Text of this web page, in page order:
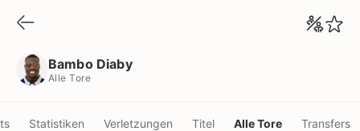
Bambo Diaby
Alle Tore
Statistiken Verletzungen Titel Alle Tore Transfers